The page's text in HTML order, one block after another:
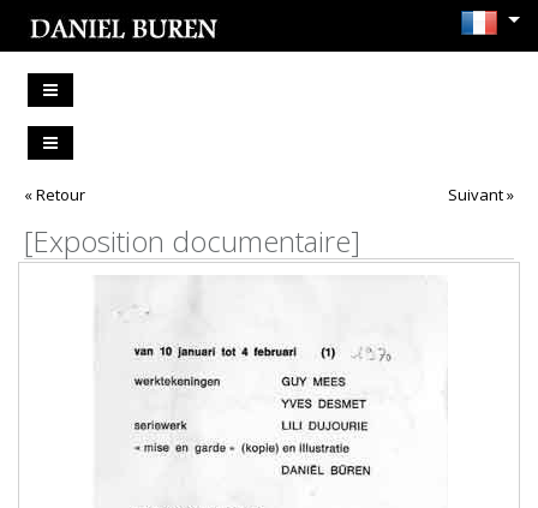
« Retour Suivant »
[Exposition documentaire]